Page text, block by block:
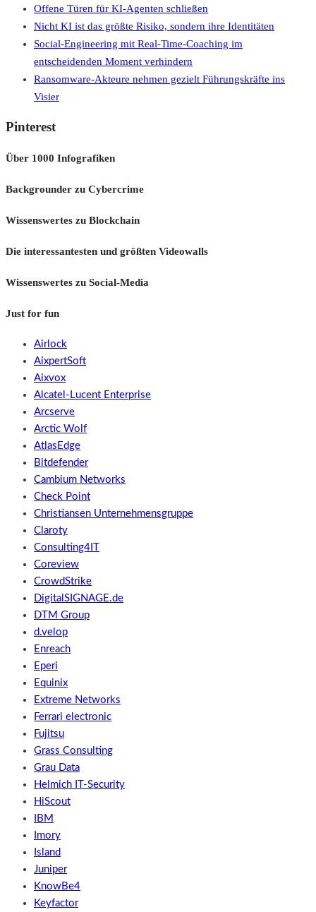
Offene Türen für KI-Agenten schließen
Nicht KI ist das größte Risiko, sondern ihre Identitäten
Social-Engineering mit Real-Time-Coaching im
entscheidenden Moment verhindern
Ransomware-Akteure nehmen gezielt Führungskräfte ins
Visier
Pinterest
Über 1000 Infografiken
Backgrounder zu Cybercrime
Wissenswertes zu Blockchain
Die interessantesten und größten Videowalls
Wissenswertes zu Social-Media
Just for fun
Airlock
AixpertSoft
Aixvox
Alcatel-Lucent Enterprise
Arcserve
Arctic Wolf
AtlasEdge
Bitdefender
Cambium Networks
Check Point
Christiansen Unternehmensgruppe
Claroty
Consulting4IT
Coreview
CrowdStrike
DigitalSIGNAGE.de
DTM Group
d.velop
Enreach
Eperi
Equinix
Extreme Networks
Ferrari electronic
Fujitsu
Grass Consulting
Grau Data
Helmich IT-Security
HiScout
IBM
Imory
Island
Juniper
KnowBe4
Keyfactor